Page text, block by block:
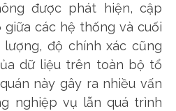
được phát hiện, cập
các hệ thống và cuối
độ chính xác cũng
dữ liệu trên toàn bộ tổ
này gây ra nhiều vấn
nghiệp vụ lẫn quá trình